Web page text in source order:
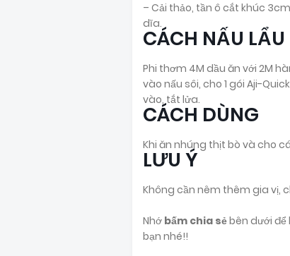
– Cải thảo, tần ô cắt khúc
dĩa.
CÁCH NẤU
Phi thơm 4M dầu ăn với 2M
vào nấu sôi, cho 1 gói Aji-
vào, tắt lửa.
CÁCH DÙNG
Khi ăn nhúng thịt bò và cho
LƯU Ý
Không cần nêm thêm gia vị,
Nhớ bấm chia sẻbên dưới để
bạn nhé!!